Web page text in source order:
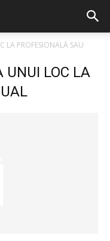
LA PROFESIONALĂ SAU
UNUI LOC LA